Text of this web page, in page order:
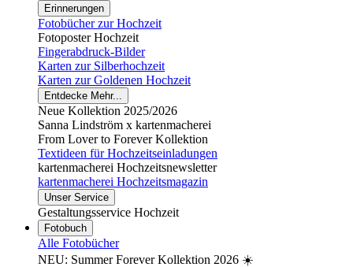
Erinnerungen
Fotobücher zur Hochzeit
Fotoposter Hochzeit
Fingerabdruck-Bilder
Karten zur Silberhochzeit
Karten zur Goldenen Hochzeit
Entdecke Mehr...
Neue Kollektion 2025/2026
Sanna Lindström x kartenmacherei
From Lover to Forever Kollektion
Textideen für Hochzeitseinladungen
kartenmacherei Hochzeitsnewsletter
kartenmacherei Hochzeitsmagazin
Unser Service
Gestaltungsservice Hochzeit
Fotobuch
Alle Fotobücher
NEU: Summer Forever Kollektion 2026 ☀️